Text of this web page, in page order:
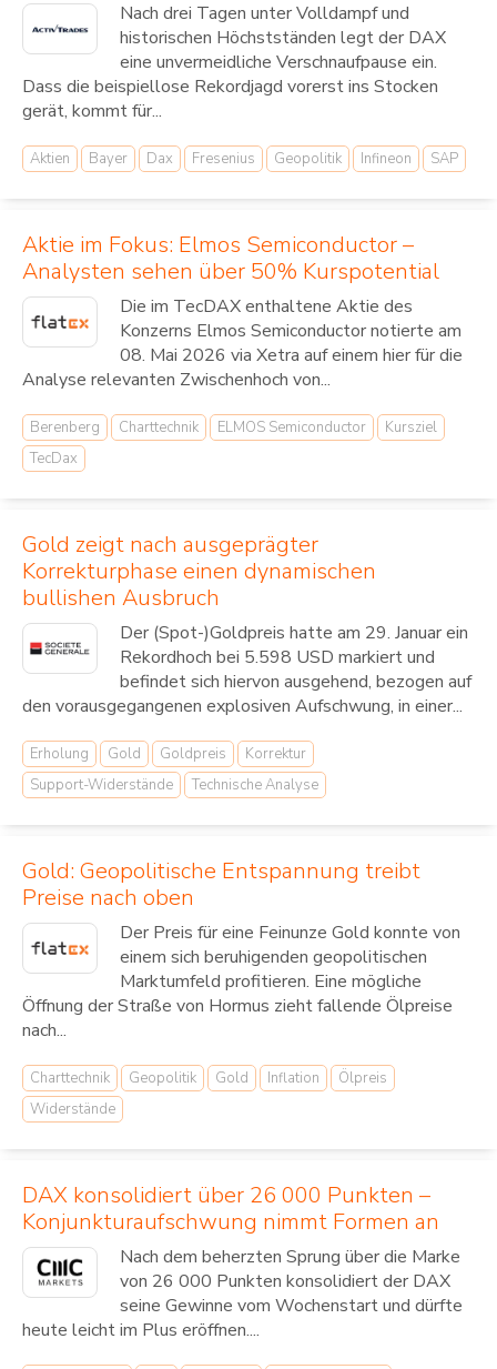
Nach drei Tagen unter Volldampf und
historischen Höchstständen legt der DAX
eine unvermeidliche Verschnaufpause ein.
Dass die beispiellose Rekordjagd vorerst ins Stocken
gerät, kommt für...
Aktien Bayer Dax Fresenius Geopolitik Infineon SAP
Aktie im Fokus: Elmos Semiconductor –
Analysten sehen über 50% Kurspotential
Die im TecDAX enthaltene Aktie des
Konzerns Elmos Semiconductor notierte am
08. Mai 2026 via Xetra auf einem hier für die
Analyse relevanten Zwischenhoch von...
Berenberg Charttechnik ELMOS Semiconductor
Kursziel
TecDax
Gold zeigt nach ausgeprägter
Korrekturphase einen dynamischen
bullishen Ausbruch
Der (Spot-)Goldpreis hatte am 29. Januar ein
Rekordhoch bei 5.598 USD markiert und
befindet sich hiervon ausgehend, bezogen auf
den vorausgegangenen explosiven Aufschwung, in einer...
Erholung Gold Goldpreis
Korrektur
Support-Widerstände
Technische Analyse
Gold: Geopolitische Entspannung treibt
Preise nach oben
Der Preis für eine Feinunze Gold konnte von
einem sich beruhigenden geopolitischen
Marktumfeld profitieren. Eine mögliche
Öffnung der Straße von Hormus zieht fallende Ölpreise
nach...
Charttechnik Geopolitik Gold Inflation
Ölpreis
Widerstände
DAX konsolidiert über 26 000 Punkten –
Konjunkturaufschwung nimmt Formen an
Nach dem beherzten Sprung über die Marke
von 26 000 Punkten konsolidiert der DAX
seine Gewinne vom Wochenstart und dürfte
heute leicht im Plus eröffnen....